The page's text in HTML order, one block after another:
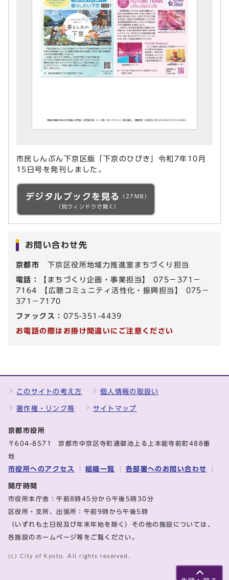
市民しんぶん下京区版「下京のひびき」令和7年10月
15日号を発刊しました。
デジタルブックを見る
（27MB）
（別ウィンドウで開く）
お問い合わせ先
京都市 下京区役所地域力推進室まちづくり担当
電話：
【まちづくり企画・事業担当】 075－371－
7164 【広聴コミュニティ活性化・振興担当】 075－
371－7170
ファックス： 075-351-4439
お電話の際はお掛け間違いにご注意ください
このサイトの考え方 個人情報の取扱い
著作権・リンク等 サイトマップ
京都市役所
〒604-8571 京都市中京区寺町通御池上る上本能寺前町488番
地
市役所へのアクセス 組織一覧 各部署へのお問い合わせ
開庁時間
市役所本庁舎：午前8時45分から午後5時30分
区役所・支所、出張所：午前9時から午後5時
（いずれも土日祝及び年末年始を除く）その他の施設については、
各施設のホームページ等をご覧ください。
(c) City of Kyoto. All rights reserved.